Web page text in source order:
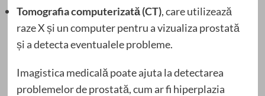
Tomografia computerizată (CT), care utilizează
raze X și un computer pentru a vizualiza prostată
și a detecta eventualele probleme.
Imagistica medicală poate ajuta la detectarea
problemelor de prostată, cum ar fi hiperplazia